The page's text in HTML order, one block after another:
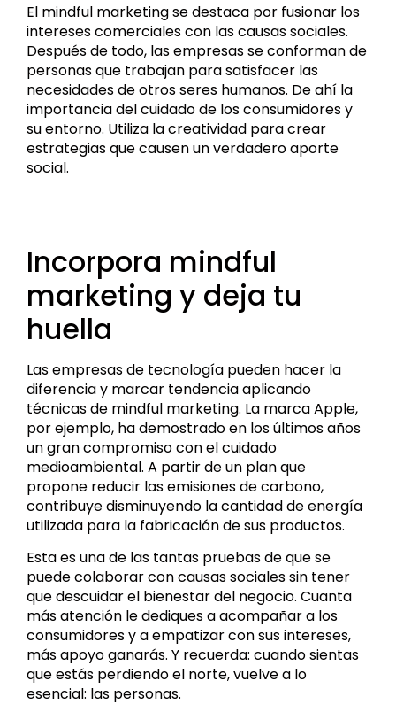
El mindful marketing se destaca por fusionar los
intereses comerciales con las causas sociales.
Después de todo, las empresas se conforman de
personas que trabajan para satisfacer las
necesidades de otros seres humanos. De ahí la
importancia del cuidado de los consumidores y
su entorno. Utiliza la creatividad para crear
estrategias que causen un verdadero aporte
social.
Incorpora mindful
marketing y deja tu
huella
Las empresas de tecnología pueden hacer la
diferencia y marcar tendencia aplicando
técnicas de mindful marketing. La marca Apple,
por ejemplo, ha demostrado en los últimos años
un gran compromiso con el cuidado
medioambiental. A partir de un plan que
propone reducir las emisiones de carbono,
contribuye disminuyendo la cantidad de energía
utilizada para la fabricación de sus productos.
Esta es una de las tantas pruebas de que se
puede colaborar con causas sociales sin tener
que descuidar el bienestar del negocio. Cuanta
más atención le dediques a acompañar a los
consumidores y a empatizar con sus intereses,
más apoyo ganarás. Y recuerda: cuando sientas
que estás perdiendo el norte, vuelve a lo
esencial: las personas.